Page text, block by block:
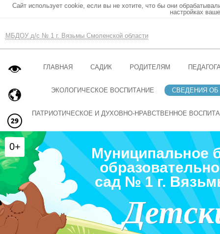
Сайт использует cookie, если вы не хотите, что бы они
настройках
МБДОУ д/с № 1 г. Вязьмы Смоленской области
ГЛАВНАЯ САДИК РОДИТЕЛЯМ
ЭКОЛОГИЧЕСКОЕ ВОСПИТАНИЕ СВЕДЕНИЯ ОБ
ПАТРИОТИЧЕСКОЕ И ДУХОВНО-НРАВСТВЕННОЕ
Муниципальное
сад № 1 г.
0+